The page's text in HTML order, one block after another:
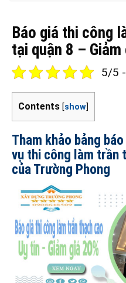
Báo giá thi công
tại quận 8 – Giảm
5/5
Contents [show]
Tham khảo bảng
vụ thi công làm trần
của Trường Phong